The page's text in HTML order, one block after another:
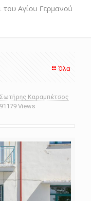
του Αγίου Γερμανού
Όλα
Σωτήρης Καραμπέτσος
91179 Views